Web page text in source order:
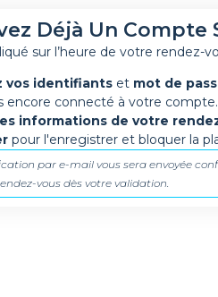
Déjà Un Compte
sur l’heure de votre rendez-
vos identifiantset mot de
encore connecté à votre compte.
informations de votre
pour l'enregistrer et bloquer la
par e-mail vous sera envoyée
vous dès votre validation.